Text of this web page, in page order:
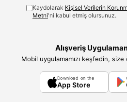
Kaydolarak Kişisel Verilerin
Metni'ni kabul etmiş olursunuz.
Alışveriş
Mobil uygulamamızı keşfedin, size
Download on the
App Store